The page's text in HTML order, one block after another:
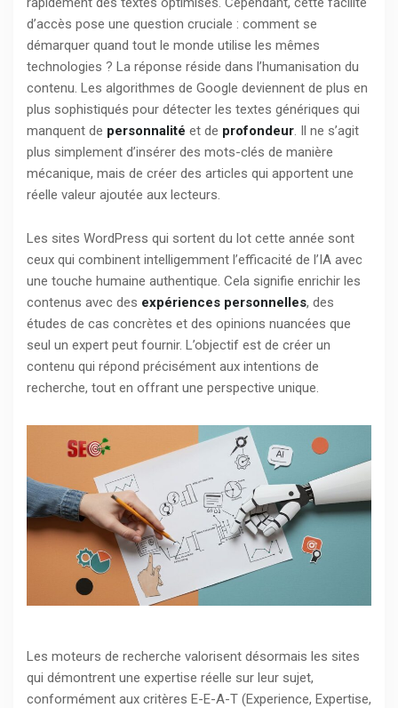
d’accès pose une question cruciale : comment se
démarquer quand tout le monde utilise les mêmes
technologies ? La réponse réside dans l’humanisation du
contenu. Les algorithmes de Google deviennent de plus en
plus sophistiqués pour détecter les textes génériques qui
manquent de personnalité et de profondeur. Il ne s’agit
plus simplement d’insérer des mots-clés de manière
mécanique, mais de créer des articles qui apportent une
réelle valeur ajoutée aux lecteurs.
Les sites WordPress qui sortent du lot cette année sont
ceux qui combinent intelligemment l’efficacité de l’IA avec
une touche humaine authentique. Cela signifie enrichir les
contenus avec des expériences personnelles, des
études de cas concrètes et des opinions nuancées que
seul un expert peut fournir. L’objectif est de créer un
contenu qui répond précisément aux intentions de
recherche, tout en offrant une perspective unique.
Les moteurs de recherche valorisent désormais les sites
qui démontrent une expertise réelle sur leur sujet,
conformément aux critères E-E-A-T (Experience, Expertise,